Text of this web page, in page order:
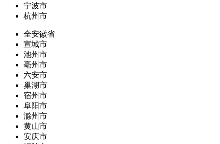
宁波市
杭州市
全安徽省
宣城市
池州市
亳州市
六安市
巢湖市
宿州市
阜阳市
滁州市
黄山市
安庆市